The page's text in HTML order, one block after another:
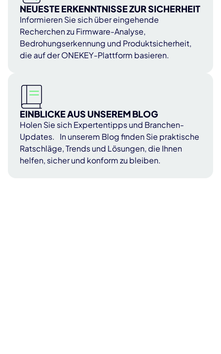
NEUESTE ERKENNTNISSE ZUR SICHERHEIT
Informieren Sie sich über eingehende
Recherchen zu Firmware-Analyse,
Bedrohungserkennung und Produktsicherheit,
die auf der ONEKEY-Plattform basieren.
EINBLICKE AUS UNSEREM BLOG
Holen Sie sich Expertentipps und Branchen-
Updates. In unserem Blog finden Sie praktische
Ratschläge, Trends und Lösungen, die Ihnen
helfen, sicher und konform zu bleiben.